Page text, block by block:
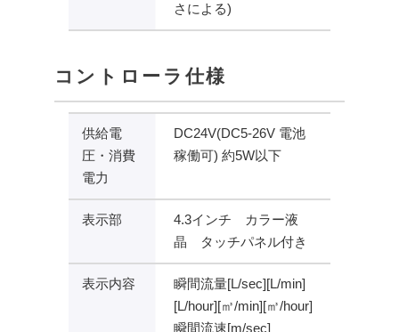
さによる)
コントローラ仕様
供給電
圧・消費
電力
DC24V(DC5-26V 電池
稼働可) 約5W以下
表示部
4.3インチ カラー液
晶 タッチパネル付き
表示内容
瞬間流量[L/sec][L/min]
[L/hour][㎥/min][㎥/hour]
瞬間流速[m/sec]